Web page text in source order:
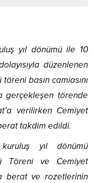
yıl dönümü ile 10
düzenlenen
basın camiasını
gerçekleşen törende
verilirken Cemiyet
takdim edildi.
yıl dönümü
Töreni ve Cemiyet
berat ve rozetlerinin